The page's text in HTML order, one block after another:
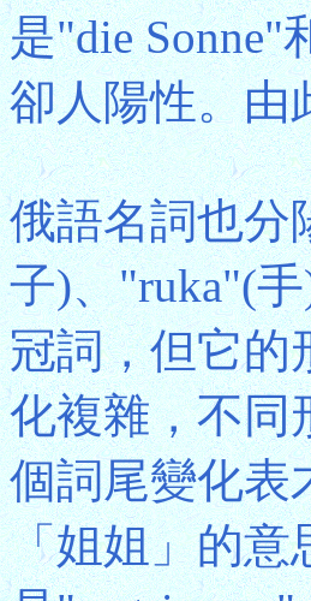
是"die Sonne"
卻人陽性。由
俄語名詞也分
子)、"ruka"(
冠詞，但它的
化複雜，不同
個詞尾變化表
「姐姐」的意